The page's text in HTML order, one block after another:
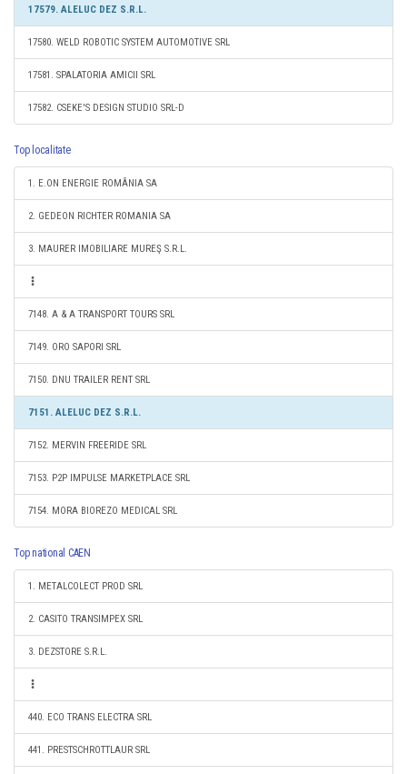
17579. ALELUC DEZ S.R.L.
17580. WELD ROBOTIC SYSTEM AUTOMOTIVE SRL
17581. SPALATORIA AMICII SRL
17582. CSEKE'S DESIGN STUDIO SRL-D
Top localitate
1. E.ON ENERGIE ROMÂNIA SA
2. GEDEON RICHTER ROMANIA SA
3. MAURER IMOBILIARE MUREŞ S.R.L.
7148. A & A TRANSPORT TOURS SRL
7149. ORO SAPORI SRL
7150. DNU TRAILER RENT SRL
7151. ALELUC DEZ S.R.L.
7152. MERVIN FREERIDE SRL
7153. P2P IMPULSE MARKETPLACE SRL
7154. MORA BIOREZO MEDICAL SRL
Top national CAEN
1. METALCOLECT PROD SRL
2. CASITO TRANSIMPEX SRL
3. DEZSTORE S.R.L.
440. ECO TRANS ELECTRA SRL
441. PRESTSCHROTTLAUR SRL